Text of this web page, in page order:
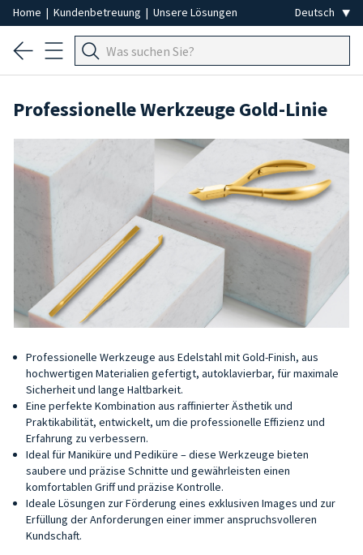
Home | Kundenbetreuung | Unsere Lösungen
Professionelle Werkzeuge Gold-Linie
Professionelle Werkzeuge aus Edelstahl mit Gold-Finish, aus
hochwertigen Materialien gefertigt, autoklavierbar, für maximale
Sicherheit und lange Haltbarkeit.
Eine perfekte Kombination aus raffinierter Ästhetik und
Praktikabilität, entwickelt, um die professionelle Effizienz und
Erfahrung zu verbessern.
Ideal für Maniküre und Pediküre – diese Werkzeuge bieten
saubere und präzise Schnitte und gewährleisten einen
komfortablen Griff und präzise Kontrolle.
Ideale Lösungen zur Förderung eines exklusiven Images und zur
Erfüllung der Anforderungen einer immer anspruchsvolleren
Kundschaft.